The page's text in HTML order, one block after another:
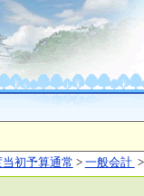
初予算通常 > 一般会計